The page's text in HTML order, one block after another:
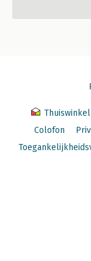
Colofon